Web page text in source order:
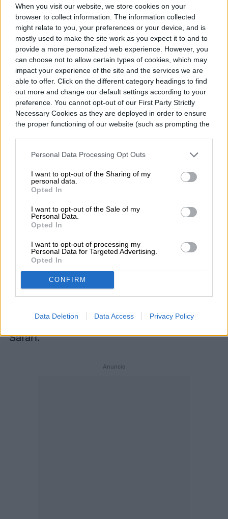
When you visit our website, we store cookies on your
browser to collect information. The information collected
might relate to you, your preferences or your device, and is
mostly used to make the site work as you expect it to and to
provide a more personalized web experience. However, you
can choose not to allow certain types of cookies, which may
impact your experience of the site and the services we are
able to offer. Click on the different category headings to find
out more and change our default settings according to your
preference. You cannot opt-out of our First Party Strictly
Necessary Cookies as they are deployed in order to ensure
the proper functioning of our website (such as prompting the
Personal Data Processing Opt Outs
I want to opt-out of the Sharing of my
personal data.
Opted In
I want to opt-out of the Sale of my
Personal Data.
Opted In
I want to opt-out of processing my
Personal Data for Targeted Advertising.
Opted In
CONFIRM
Data Deletion Data Access Privacy Policy
vez que visites un sitio web verás la
clasificación junto a la barra de navegación.
Si presionas la nota, podrás conocer en
detalle los aspectos evaluados y los que
requieren de tu atención.
e
1of2
La extensión está disponible para descarga
incluyendo Chrome, Edge, Mozilla, Opera, y
Safari.